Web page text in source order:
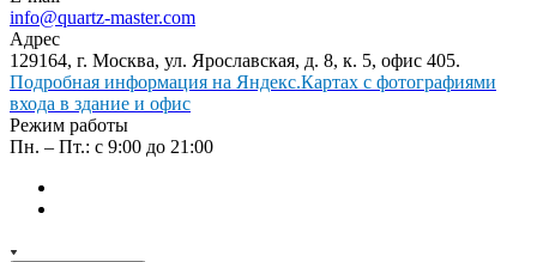
info@quartz-master.com
Адрес
129164, г. Москва, ул. Ярославская, д. 8, к. 5, офис 405.
Подробная информация на Яндекс.Картах с фотографиями
входа в здание и офис
Режим работы
Пн. – Пт.: с 9:00 до 21:00